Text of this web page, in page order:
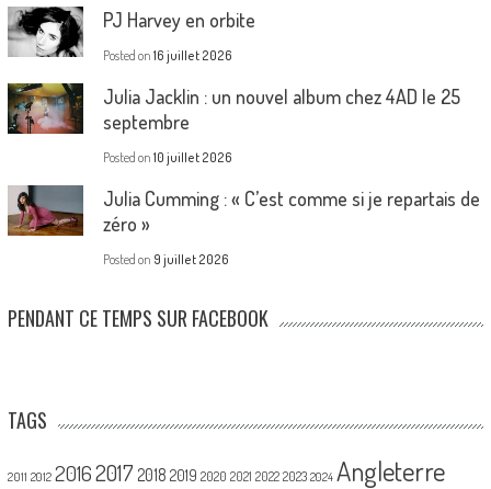
PJ Harvey en orbite
Posted on 16 juillet 2026
Julia Jacklin : un nouvel album chez 4AD le 25
septembre
Posted on 10 juillet 2026
Julia Cumming : « C’est comme si je repartais de
zéro »
Posted on 9 juillet 2026
PENDANT CE TEMPS SUR FACEBOOK
TAGS
2011 2012 20162017 2018 2019 2020 2021 2022 2023 2024 Angleterre